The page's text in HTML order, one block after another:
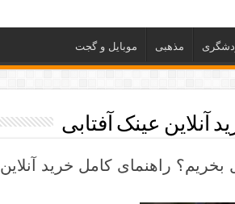
مذهبی موبایل و گجت
آنلاین عینک آفتابی
راهنمای کامل خرید آنلاین